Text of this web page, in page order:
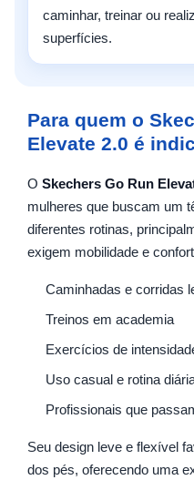
caminhar, treinar ou
superfícies.
Para quem o
Elevate 2.0 é
O Skechers Go Run
mulheres que buscam um
diferentes rotinas,
exigem mobilidade e
Caminhadas e corridas
Treinos em academia
Exercícios de
Uso casual e rotina
Profissionais que
Seu design leve e flexível
dos pés, oferecendo uma